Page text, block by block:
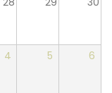
4 5 6